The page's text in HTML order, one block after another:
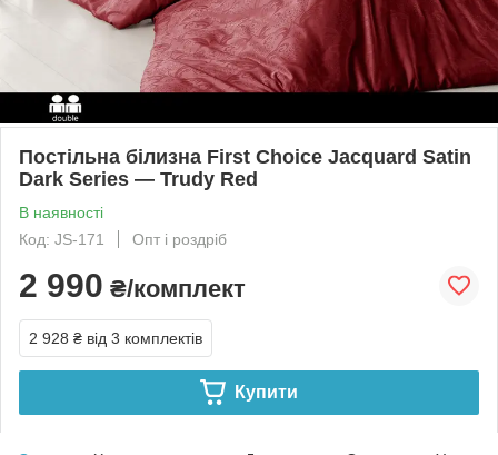
Постільна білизна First Choice Jacquard Satin
Dark Series — Trudy Red
В наявності
Код: JS-171
Опт і роздріб
2 990 ₴/комплект
2 928 ₴ від 3 комплектів
Купити